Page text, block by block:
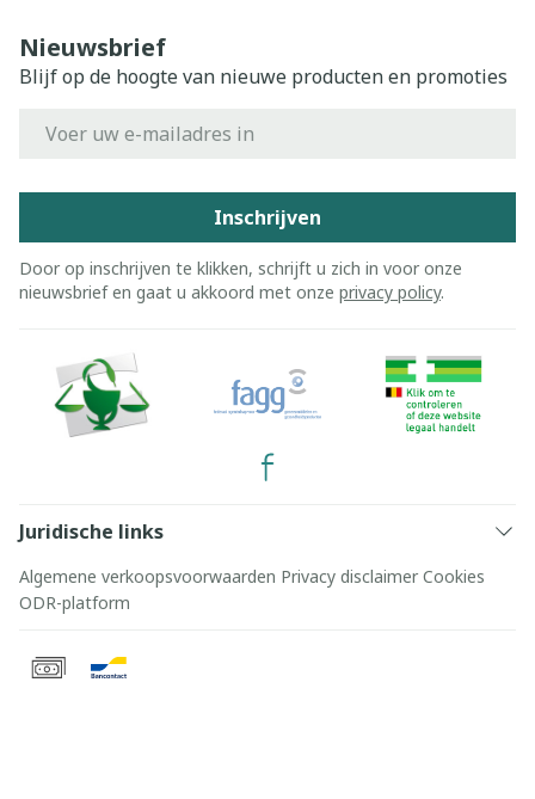
Nieuwsbrief
Blijf op de hoogte van nieuwe producten en promoties
Inschrijven
Door op inschrijven te klikken, schrijft u zich in voor onze
nieuwsbrief en gaat u akkoord met onze privacy policy.
Juridische links
Algemene verkoopsvoorwaarden Privacy disclaimer Cookies
ODR-platform